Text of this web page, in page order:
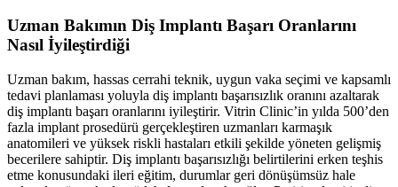
Uzman Bakımın Diş Implantı Başarı Oranlarını
Nasıl İyileştirdiği
Uzman bakım, hassas cerrahi teknik, uygun vaka seçimi ve kapsamlı
tedavi planlaması yoluyla diş implantı başarısızlık oranını azaltarak
diş implantı başarı oranlarını iyileştirir. Vitrin Clinic’in yılda 500’den
fazla implant prosedürü gerçekleştiren uzmanları karmaşık
anatomileri ve yüksek riskli hastaları etkili şekilde yöneten gelişmiş
becerilere sahiptir. Diş implantı başarısızlığı belirtilerini erken teşhis
etme konusundaki ileri eğitim, durumlar geri dönüşümsüz hale